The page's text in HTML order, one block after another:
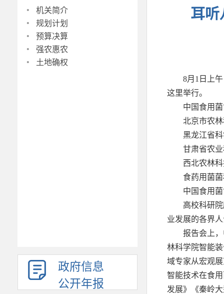
· 机关简介
· 规划计划
· 预算决算
· 强农惠农
· 土地确权
政府信息
公开年报
耳听
8月1日上
这里举行。
中国食用
北京市农
黑龙江省
甘肃省农
西北农林
食药用菌
中国食用
高校科研
业发展的各界
报告会上
林科学院智能
域专家从宏观
智能技术在食
发展》《秦岭